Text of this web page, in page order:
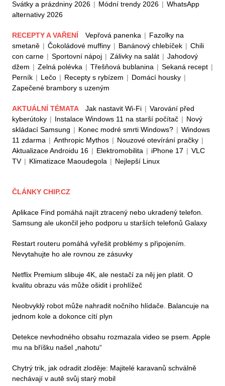
Svátky a prázdniny 2026 | Módní trendy 2026 | WhatsApp
alternativy 2026
RECEPTY A VAŘENÍ Vepřová panenka | Fazolky na
smetaně | Čokoládové muffiny | Banánový chlebíček | Chili
con carne | Sportovní nápoj | Zálivky na salát | Jahodový
džem | Zelná polévka | Třešňová bublanina | Sekaná recept |
Perník | Lečo | Recepty s rybízem | Domácí housky |
Zapečené brambory s uzeným
AKTUÁLNÍ TÉMATA Jak nastavit Wi-Fi | Varování před
kyberútoky | Instalace Windows 11 na starší počítač | Nový
skládací Samsung | Konec modré smrti Windows? | Windows
11 zdarma | Anthropic Mythos | Nouzové otevírání pračky |
Aktualizace Androidu 16 | Elektromobilita | iPhone 17 | VLC
TV | Klimatizace Maoudegola | Nejlepší Linux
ČLÁNKY CHIP.CZ
Aplikace Find pomáhá najít ztracený nebo ukradený telefon.
Samsung ale ukončil jeho podporu u starších telefonů Galaxy
Restart routeru pomáhá vyřešit problémy s připojením.
Nevytahujte ho ale rovnou ze zásuvky
Netflix Premium slibuje 4K, ale nestačí za něj jen platit. O
kvalitu obrazu vás může ošidit i prohlížeč
Neobvyklý robot může nahradit nočního hlídače. Balancuje na
jednom kole a dokonce cítí plyn
Detekce nevhodného obsahu rozmazala video se psem. Apple
mu na bříšku našel „nahotu“
Chytrý trik, jak odradit zloděje: Majitelé karavanů schválně
nechávají v autě svůj starý mobil